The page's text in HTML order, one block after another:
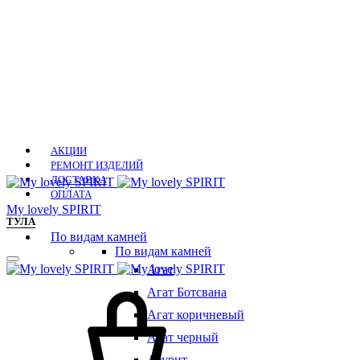
АКЦИИ
РЕМОНТ ИЗДЕЛИЙ
ДОСТАВКА
ОПЛАТА
ТУЛА
Мy lovely SPIRIT
По видам камней
По видам камней
Агат
Агат Ботсвана
Агат коричневый
Агат черный